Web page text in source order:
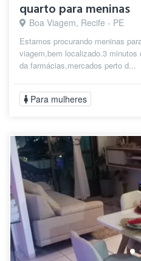
quarto para meninas
Boa Viagem, Recife - PE
Estamos procurando meninas
viagem,bem localizado.3
da farmácias,mercados perto d...
Para mulheres